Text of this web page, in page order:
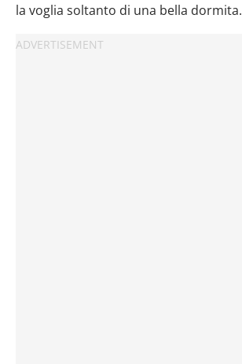
la voglia soltanto di una bella dormita.